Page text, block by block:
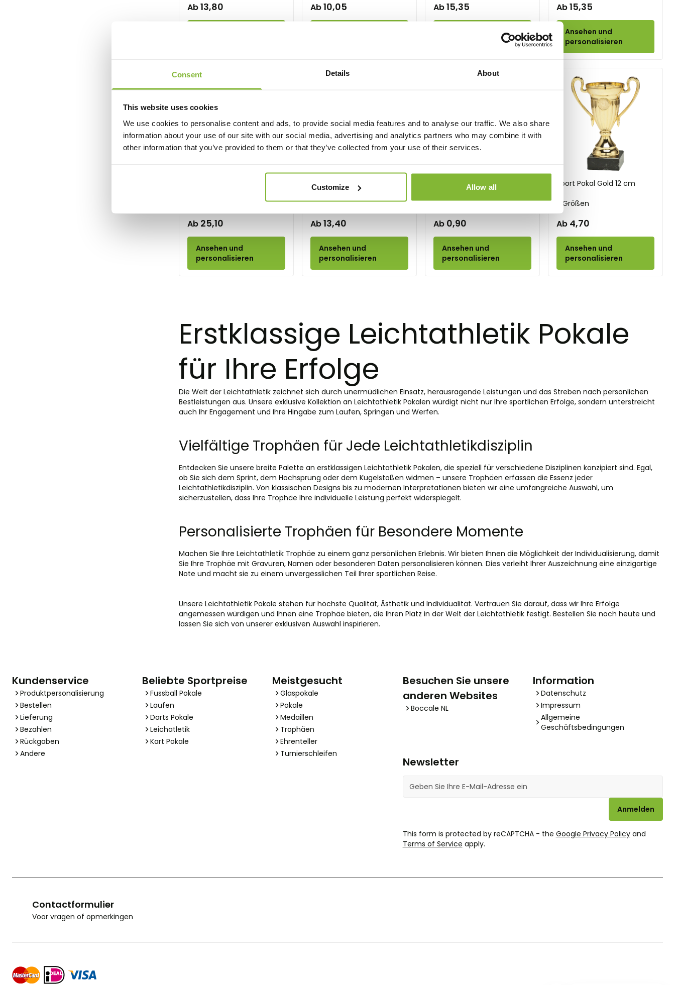
Consent Details About
This website uses cookies
We use cookies to personalise content and ads, to provide social media features and to analyse our traffic. We also share
information about your use of our site with our social media, advertising and analytics partners who may combine it with
other information that you’ve provided to them or that they’ve collected from your use of their services.
Customize Allow all
Fußball-Pokale & Medaillen
Ab13,80 Ab10,05 Ab15,35 Ab15,35
Ansehen und
personalisieren
Ab 25,10
Ansehen und
personalisieren
Sport Pokal
3 Größen
Ab13,40
Ansehen und
personalisieren
SilberBronze
Sport Medaille 50 mm
Ab 0,90
Ansehen und
personalisieren
Sport Pokal Gold 12 cm
3 Größen
Ab 4,70
Ansehen und
personalisieren
Erstklassige Leichtathletik Pokale
für Ihre Erfolge
Die Welt der Leichtathletik zeichnet sich durch unermüdlichen Einsatz, herausragende Leistungen und das Streben nach persönlichen
Bestleistungen aus. Unsere exklusive Kollektion an Leichtathletik Pokalen würdigt nicht nur Ihre sportlichen Erfolge, sondern unterstreicht
auch Ihr Engagement und Ihre Hingabe zum Laufen, Springen und Werfen.
Vielfältige Trophäen für Jede Leichtathletikdisziplin
Entdecken Sie unsere breite Palette an erstklassigen Leichtathletik Pokalen, die speziell für verschiedene Disziplinen konzipiert sind. Egal,
ob Sie sich dem Sprint, dem Hochsprung oder dem Kugelstoßen widmen – unsere Trophäen erfassen die Essenz jeder
Leichtathletikdisziplin. Von klassischen Designs bis zu modernen Interpretationen bieten wir eine umfangreiche Auswahl, um
sicherzustellen, dass Ihre Trophäe Ihre individuelle Leistung perfekt widerspiegelt.
Personalisierte Trophäen für Besondere Momente
Machen Sie Ihre Leichtathletik Trophäe zu einem ganz persönlichen Erlebnis. Wir bieten Ihnen die Möglichkeit der Individualisierung, damit
Sie Ihre Trophäe mit Gravuren, Namen oder besonderen Daten personalisieren können. Dies verleiht Ihrer Auszeichnung eine einzigartige
Note und macht sie zu einem unvergesslichen Teil Ihrer sportlichen Reise.
Unsere Leichtathletik Pokale stehen für höchste Qualität, Ästhetik und Individualität. Vertrauen Sie darauf, dass wir Ihre Erfolge
angemessen würdigen und Ihnen eine Trophäe bieten, die Ihren Platz in der Welt der Leichtathletik festigt. Bestellen Sie noch heute und
lassen Sie sich von unserer exklusiven Auswahl inspirieren.
Kundenservice
Produktpersonalisierung
Bestellen
Lieferung
Bezahlen
Rückgaben
Andere
Beliebte Sportpreise
Fussball Pokale
Laufen
Darts Pokale
Leichatletik
Kart Pokale
Meistgesucht
Glaspokale
Pokale
Medaillen
Trophäen
Ehrenteller
Turnierschleifen
Besuchen Sie unsere
anderen Websites
Boccale NL
Information
Datenschutz
Impressum
Allgemeine
Geschäftsbedingungen
Newsletter
Anmelden
This form is protected by reCAPTCHA - the Google Privacy Policyand
Terms of Service apply.
Contactformulier
Voor vragen of opmerkingen